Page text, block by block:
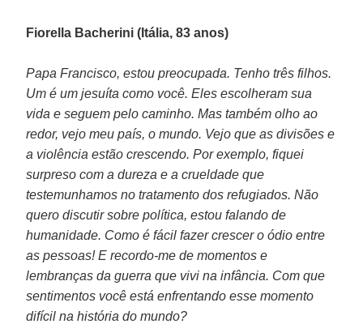
Fiorella Bacherini (Itália, 83 anos)
Papa Francisco, estou preocupada. Tenho três filhos.
Um é um jesuíta como você. Eles escolheram sua
vida e seguem pelo caminho. Mas também olho ao
redor, vejo meu país, o mundo. Vejo que as divisões e
a violência estão crescendo. Por exemplo, fiquei
surpreso com a dureza e a crueldade que
testemunhamos no tratamento dos refugiados. Não
quero discutir sobre política, estou falando de
humanidade. Como é fácil fazer crescer o ódio entre
as pessoas! E recordo-me de momentos e
lembranças da guerra que vivi na infância. Com que
sentimentos você está enfrentando esse momento
difícil na história do mundo?